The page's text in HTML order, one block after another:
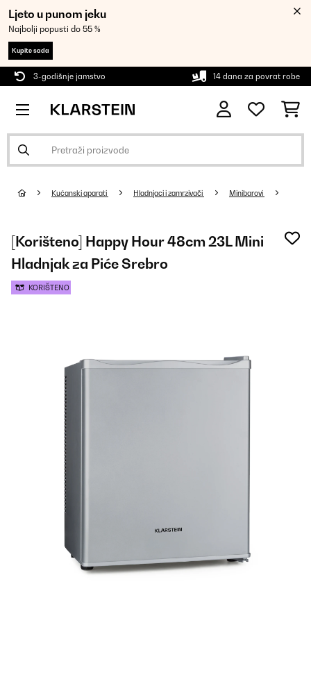
Ljeto u punom jeku
Najbolji popusti do 55 %
Kupite sada
3-godišnje jamstvo 14 dana za povrat robe
Kućanski aparati Hladnjaci i zamrzivači Minibarovi
[Korišteno] Happy Hour 48cm 23L Mini
Hladnjak za Piće Srebro
KORIŠTENO